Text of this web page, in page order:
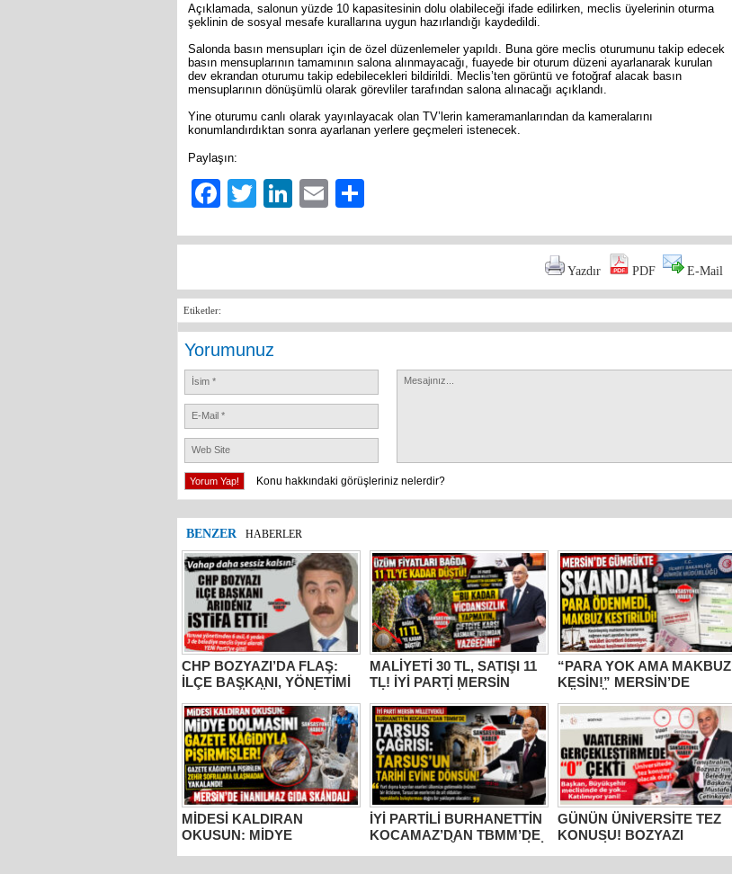
Açıklamada, salonun yüzde 10 kapasitesinin dolu olabileceği ifade edilirken, meclis üyelerinin oturma
şeklinin de sosyal mesafe kurallarına uygun hazırlandığı kaydedildi.
Salonda basın mensupları için de özel düzenlemeler yapıldı. Buna göre meclis oturumunu takip edecek
basın mensuplarının tamamının salona alınmayacağı, fuayede bir oturum düzeni ayarlanarak kurulan
dev ekrandan oturumu takip edebilecekleri bildirildi. Meclis’ten görüntü ve fotoğraf alacak basın
mensuplarının dönüşümlü olarak görevliler tarafından salona alınacağı açıklandı.
Yine oturumu canlı olarak yayınlayacak olan TV’lerin kameramanlarından da kameralarını
konumlandırdıktan sonra ayarlanan yerlere geçmeleri istenecek.
Paylaşın:
Facebook
TwitterLinkedIn
Email
Yazdır PDF E-Mail
Etiketler:
Yorumunuz
Konu hakkındaki görüşleriniz nelerdir?
BENZER HABERLER
CHP BOZYAZI’DA FLAŞ:
İLÇE BAŞKANI, YÖNETİMİ
VE MECLİS ÜYELERİ
PARTİDEN AYRILDI, YENİ
PARTİ’YE GİTTİ!
MALİYETİ 30 TL, SATIŞI 11
TL! İYİ PARTİ MERSİN
MİLLETVEKİLİ
BURHANETTİN
KOCAMAZ’DAN İKTİDARA
“ÜZÜM” TEPKİSİ: “BU
KADAR VİCDANSIZLIK
YAPMAYIN!”
“PARA YOK AMA MAKBUZ
KESİN!” MERSİN’DE
GÜMRÜKTE SKANDAL
YAZIŞMALAR!
MİDESİ KALDIRAN
OKUSUN: MİDYE
KÂĞIDIYLA PİŞİRMİŞLER!
İYİ PARTİLİ BURHANETTİN
KOCAMAZ’DAN TBMM’DE
TARSUS ÇAĞRISI: “TARİHİ
ESERLER AİT OLDUĞU
GÜNÜN ÜNİVERSİTE TEZ
KONUSU! BOZYAZI
BELEDİYE BAŞKANI
MUSTAFA ÇETİNKAYA’NIN